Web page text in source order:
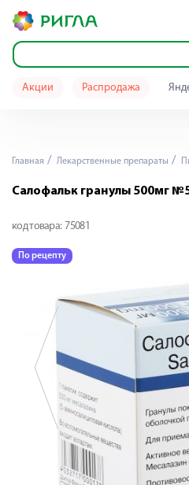
Акции Распродажа
Главная Лекарственные препараты
Салофальк гранулы 500мг
код товара: 75081
По рецепту